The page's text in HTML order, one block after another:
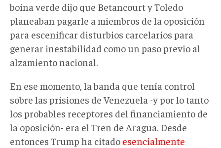
boina verde dijo que Betancourt y Toledo
planeaban pagarle a miembros de la oposición
para escenificar disturbios carcelarios para
generar inestabilidad como un paso previo al
alzamiento nacional.
En ese momento, la banda que tenía control
sobre las prisiones de Venezuela -y por lo tanto
los probables receptores del financiamiento de
la oposición- era el Tren de Aragua. Desde
entonces Trump ha citado esencialmente